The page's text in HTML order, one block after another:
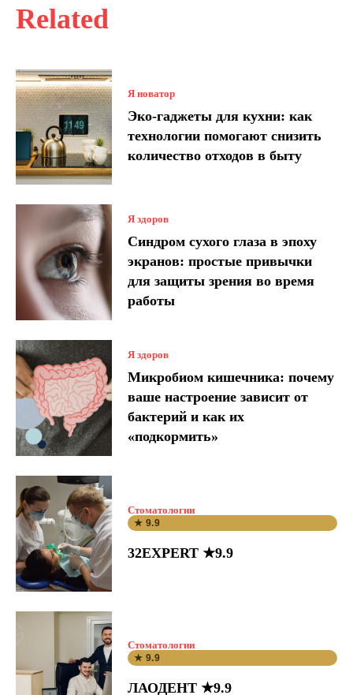
Related
Я новатор
Эко-гаджеты для кухни: как
технологии помогают снизить
количество отходов в быту
Я здоров
Синдром сухого глаза в эпоху
экранов: простые привычки
для защиты зрения во время
работы
Я здоров
Микробиом кишечника: почему
ваше настроение зависит от
бактерий и как их
«подкормить»
Стоматологии
★ 9.9
32EXPERT ★9.9
Стоматологии
★ 9.9
ЛАОДЕНТ ★9.9